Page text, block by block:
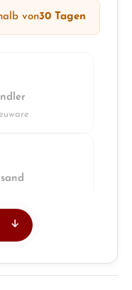
von30 Tagen